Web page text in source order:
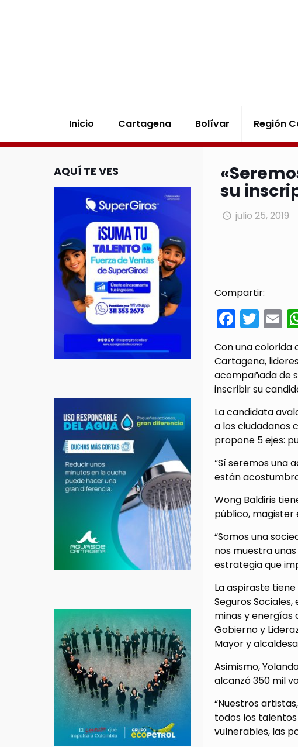
Inicio Cartagena Bolívar Región
su
julio 25, 2019
Compartir:
Con una colorida
Cartagena,
acompañada de
inscribir su
La candidata
a los ciudadanos
propone 5 ejes:
“Sí seremos una
están
Wong Baldiris
público,
“Somos una
nos muestra
estrategia que
La aspiraste
Seguros
minas y energías
Gobierno y
Mayor y
Asimismo,
alcanzó 350 mil
“Nuestros
todos los
vulnerables, las
AQUÍ TE VES